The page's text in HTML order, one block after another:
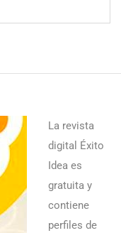
La revista
digital Éxito
Idea es
gratuita y
contiene
perfiles de